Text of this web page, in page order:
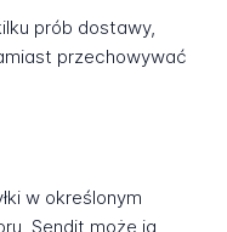
prób dostawy,
przechowywać
w określonym
Sendit może ją